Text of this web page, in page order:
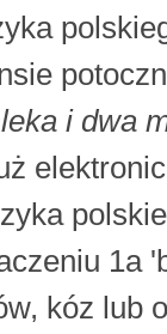
i dwa
1a
kóz lub